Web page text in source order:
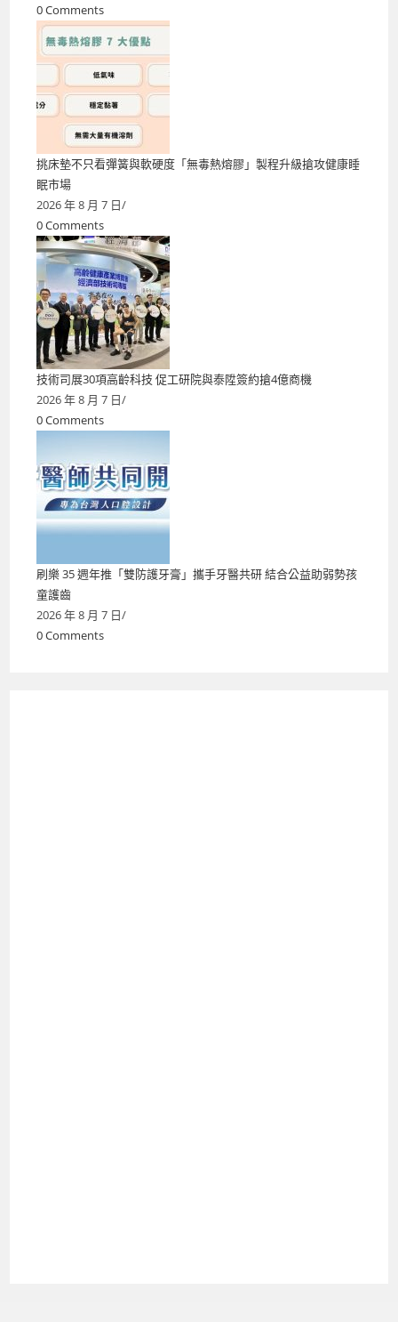
0 Comments
挑床墊不只看彈簧與軟硬度「無毒熱熔膠」製程升級搶攻健康睡
眠市場
2026 年 8 月 7 日/
0 Comments
技術司展30項高齡科技 促工研院與泰陞簽約搶4億商機
2026 年 8 月 7 日/
0 Comments
刷樂 35 週年推「雙防護牙膏」攜手牙醫共研 結合公益助弱勢孩
童護齒
2026 年 8 月 7 日/
0 Comments